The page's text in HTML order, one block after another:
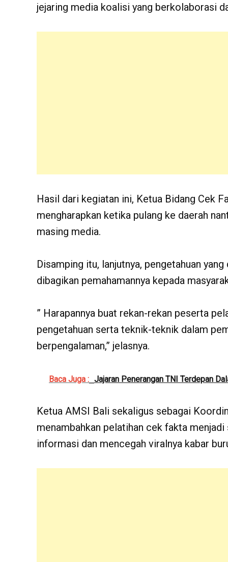
jejaring media koalisi yang berkolaborasi
Hasil dari kegiatan ini, Ketua Bidang Cek
mengharapkan ketika pulang ke daerah
masing media.
Disamping itu, lanjutnya, pengetahuan
dibagikan pemahamannya kepada
” Harapannya buat rekan-rekan peserta
pengetahuan serta teknik-teknik dalam
berpengalaman,” jelasnya.
Baca Juga : Jajaran Penerangan TNI Terdepan
Ketua AMSI Bali sekaligus sebagai
menambahkan pelatihan cek fakta
informasi dan mencegah viralnya kabar